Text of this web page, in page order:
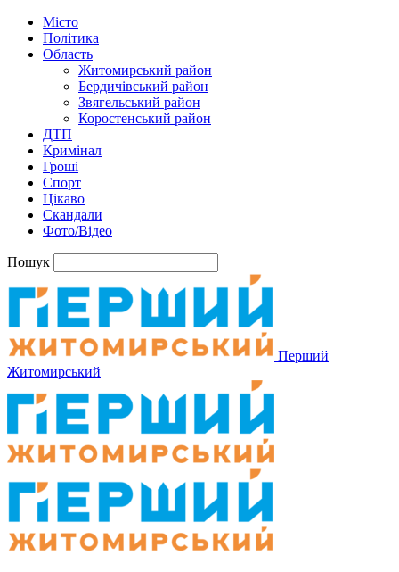
Місто
Політика
Область
Житомирський район
Бердичівський район
Звягельський район
Коростенський район
ДТП
Кримінал
Гроші
Спорт
Цікаво
Скандали
Фото/Відео
Пошук
Перший
Житомирський